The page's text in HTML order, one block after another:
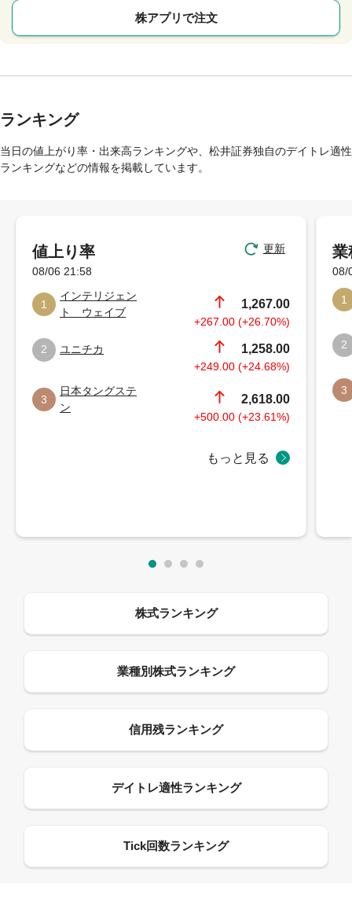
株アプリで注文
ランキング
当日の値上がり率・出来高ランキングや、松井証券独自のデイトレ適性
ランキングなどの情報を掲載しています。